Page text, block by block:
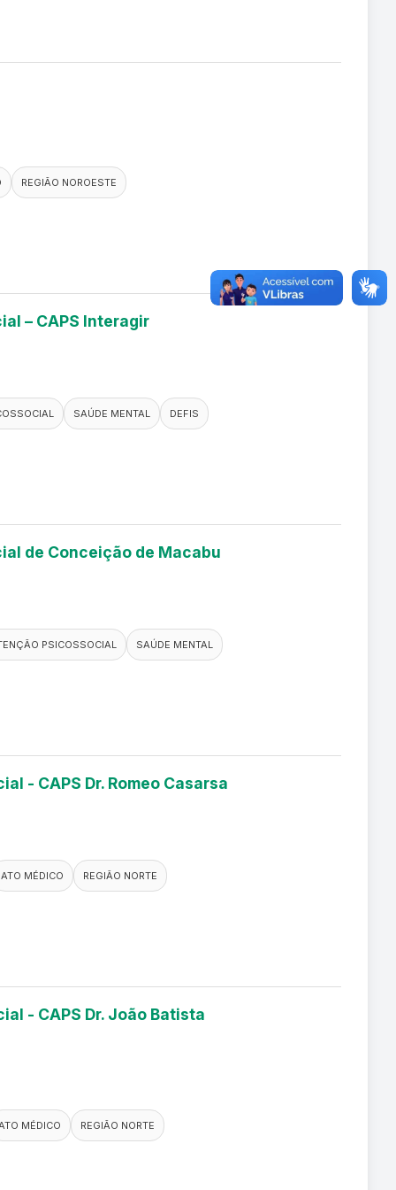
REGIÃO NOROESTE
– CAPS Interagir
SAÚDE MENTAL DEFIS
de Conceição de Macabu
PSICOSSOCIAL SAÚDE MENTAL
- CAPS Dr. Romeo Casarsa
ATO MÉDICO REGIÃO NORTE
- CAPS Dr. João Batista
MÉDICO REGIÃO NORTE